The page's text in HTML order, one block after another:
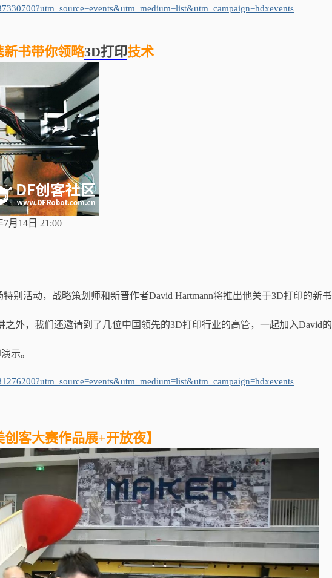
新书带你领略3D打印技术
7月14日 21:00
别活动，战略策划师和新晋作者David Hartmann将推出他关于3D打印的新书
之外，我们还邀请到了几位中国领先的3D打印行业的高管，一起加入David的
示。
客大赛作品展+开放夜】